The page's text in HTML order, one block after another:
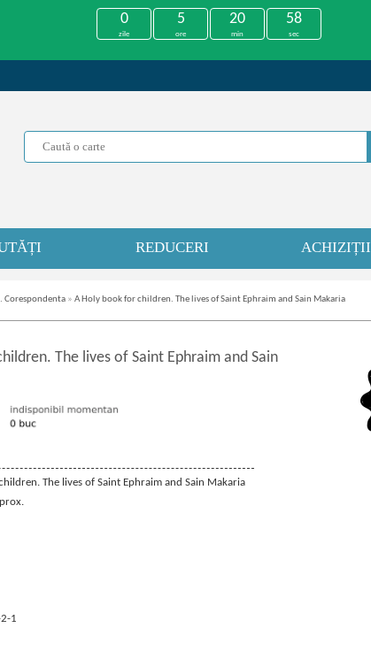
0
zile
5
ore
20
min
58
sec
REDUCERI ACHIZIȚII
Corespondenta » A Holy book for children. The lives of Saint Ephraim and Sain Makaria
The lives of Saint Ephraim and Sain
The lives of Saint Ephraim and Sain Makaria
1